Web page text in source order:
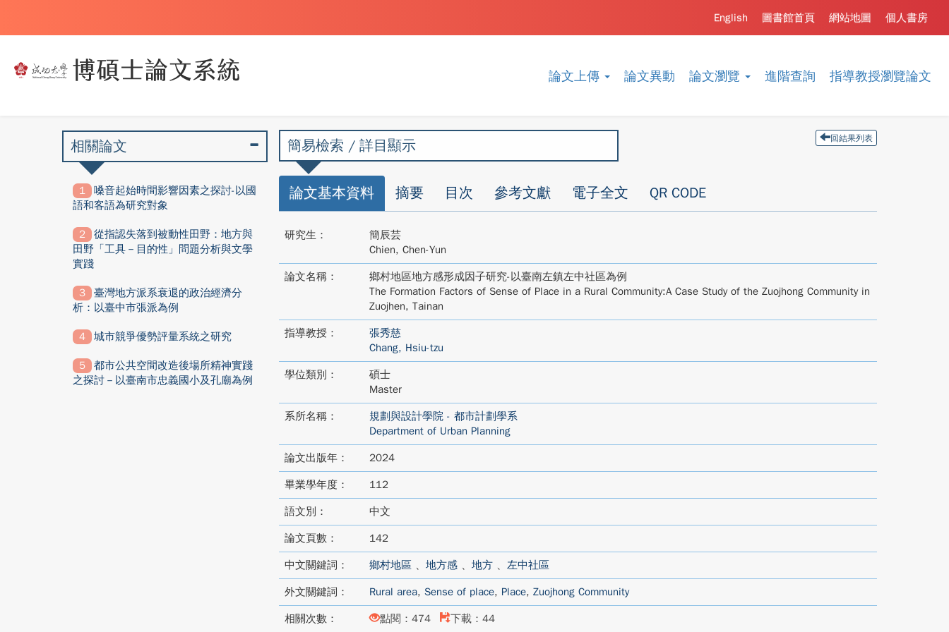
論文上傳 論文異動 論文瀏覽 進階查詢 指導教授瀏覽論文
個人書房
網站地圖
圖書館首頁
English
簡易檢索 / 詳目顯示 回結果列表
論文基本資料 摘要 目次 參考文獻 電子全文 QR CODE
研究生：
簡辰芸
Chien, Chen-Yun
論文名稱：
鄉村地區地方感形成因子研究-以臺南左鎮左中社區為例
The Formation Factors of Sense of Place in a Rural Community:A Case Study of the Zuojhong Community in
Zuojhen, Tainan
指導教授：
張秀慈
Chang, Hsiu-tzu
學位類別：
碩士
Master
系所名稱：
規劃與設計學院 - 都市計劃學系
Department of Urban Planning
論文出版年： 2024
畢業學年度： 112
語文別： 中文
論文頁數： 142
中文關鍵詞： 鄉村地區 、 地方感、 地方、 左中社區
外文關鍵詞： Rural area, Sense of place, Place, Zuojhong Community
相關次數： 點閱：474 下載：44
相關論文
嗓音起始時間影響因素之探討-以國
語和客語為研究對象
從指認失落到被動性田野：地方與
田野「工具－目的性」問題分析與文學
實踐
臺灣地方派系衰退的政治經濟分
析：以臺中市張派為例
城市競爭優勢評量系統之研究
都市公共空間改造後場所精神實踐
之探討－以臺南市忠義國小及孔廟為例